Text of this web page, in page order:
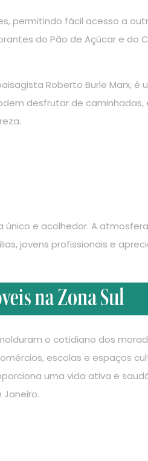
permitindo fácil acesso a
do Pão de Açúcar e do
Roberto Burle Marx, é
desfrutar de caminhadas,
único e acolhedor. A
jovens profissionais e
o cotidiano dos
escolas e espaços
uma vida ativa e
Janeiro.